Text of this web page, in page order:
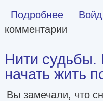
Подробнее о Sex
комментарии
Нити судьбы.
начать жить
Вы замечали, что